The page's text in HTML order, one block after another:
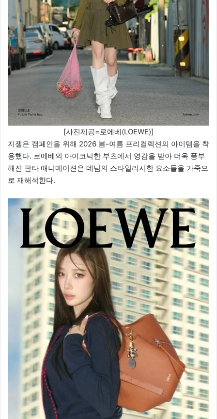
[사진제공=로에베(LOEWE)]
지젤은 캠페인을 위해 2026 봄-여름 프리컬렉션의 아이템을 착
용했다. 로에베의 아이코닉한 부츠에서 영감을 받아 더욱 풍부
해진 판타 애니메이션은 데님의 스타일리시한 요소들을 가죽으
로 재해석한다.